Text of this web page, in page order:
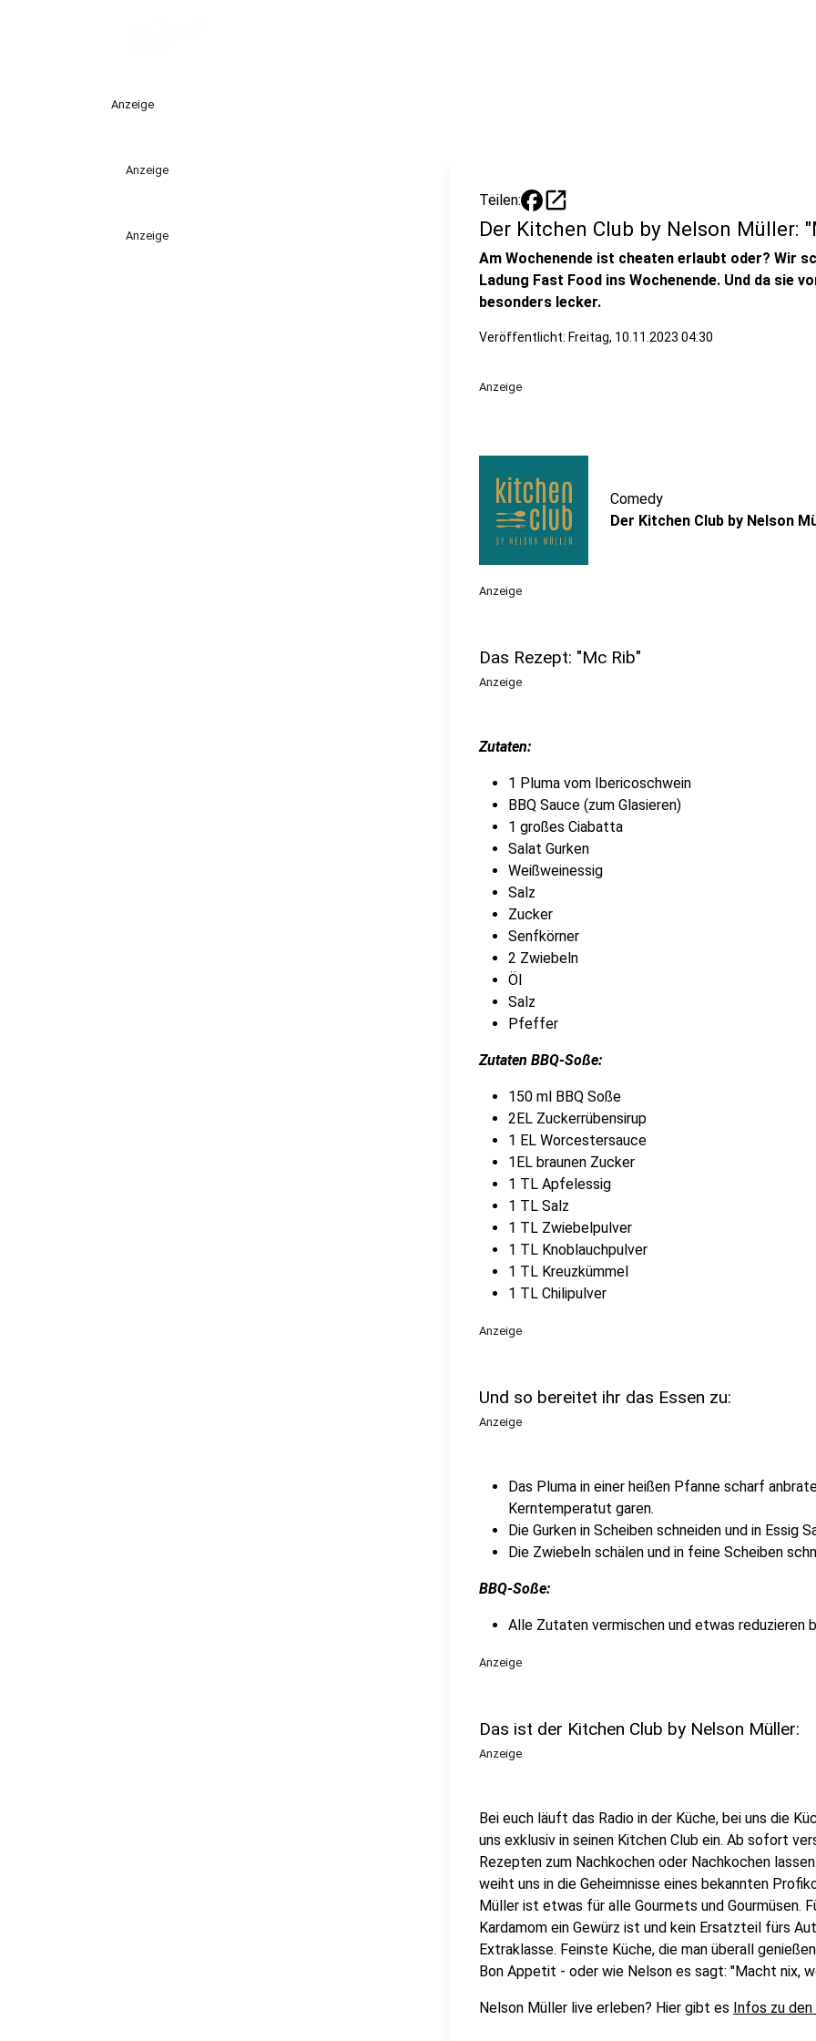
Anzeige
Anzeige
Anzeige
Teilen: open_in_new
Der Kitchen Club by Nelson Müller:
Am Wochenende ist cheaten erlaubt oder? Wir
Ladung Fast Food ins Wochenende. Und da sie
besonders lecker.
Veröffentlicht: Freitag, 10.11.2023 04:30
Anzeige
Comedy
Der Kitchen Club by Nelson
Anzeige
Das Rezept: "Mc Rib"
Anzeige
Zutaten:
1 Pluma vom Ibericoschwein
BBQ Sauce (zum Glasieren)
1 großes Ciabatta
Salat Gurken
Weißweinessig
Salz
Zucker
Senfkörner
2 Zwiebeln
Öl
Salz
Pfeffer
Zutaten BBQ-Soße:
150 ml BBQ Soße
2EL Zuckerrübensirup
1 EL Worcestersauce
1EL braunen Zucker
1 TL Apfelessig
1 TL Salz
1 TL Zwiebelpulver
1 TL Knoblauchpulver
1 TL Kreuzkümmel
1 TL Chilipulver
Anzeige
Und so bereitet ihr das Essen zu:
Anzeige
Das Pluma in einer heißen Pfanne scharf
Kerntemperatut garen.
Die Gurken in Scheiben schneiden und in Essig
Die Zwiebeln schälen und in feine Scheiben
BBQ-Soße:
Alle Zutaten vermischen und etwas reduzieren
Anzeige
Das ist der Kitchen Club by Nelson Müller:
Anzeige
Bei euch läuft das Radio in der Küche, bei uns die
uns exklusiv in seinen Kitchen Club ein. Ab sofort
Rezepten zum Nachkochen oder Nachkochen
weiht uns in die Geheimnisse eines bekannten
Müller ist etwas für alle Gourmets und Gourmüsen.
Kardamom ein Gewürz ist und kein Ersatzteil fürs
Extraklasse. Feinste Küche, die man überall
Bon Appetit - oder wie Nelson es sagt: "Macht nix,
Nelson Müller live erleben? Hier gibt es Infos zu den